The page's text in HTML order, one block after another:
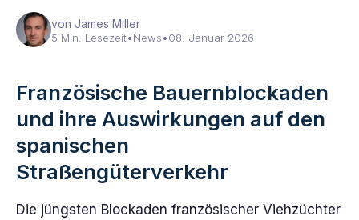
von James Miller
5 Min. Lesezeit•News•08. Januar 2026
Französische Bauernblockaden
und ihre Auswirkungen auf den
spanischen
Straßengüterverkehr
Die jüngsten Blockaden französischer Viehzüchter